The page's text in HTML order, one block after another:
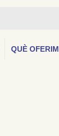
QUÈ OFERIM